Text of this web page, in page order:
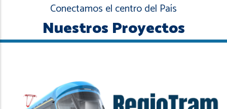
Conectamos el centro del País
Nuestros Proyectos